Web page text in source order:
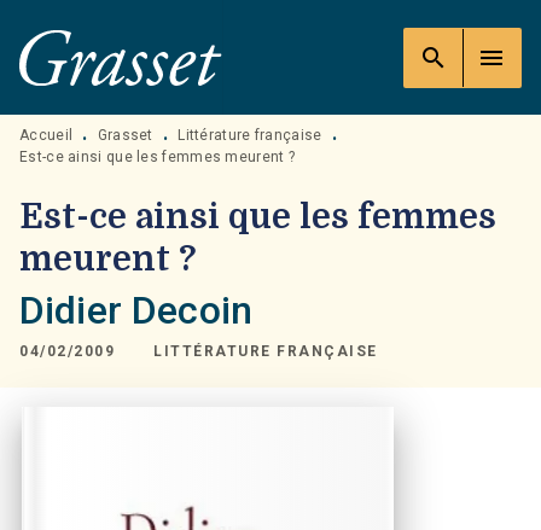
MENU RECHERCHE
PIED DE PAGE
search menu
Accueil • Grasset • Littérature française
•
Est-ce ainsi que les femmes meurent ?
Est-ce ainsi que les femmes
meurent ?
Didier Decoin
04/02/2009 LITTÉRATURE FRANÇAISE